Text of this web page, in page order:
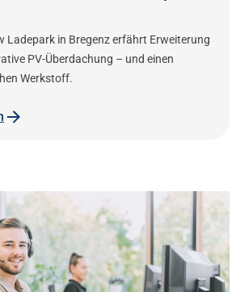
Ladepark in Bregenz erfährt Erweiterung
PV-Überdachung – und einen
Werkstoff.